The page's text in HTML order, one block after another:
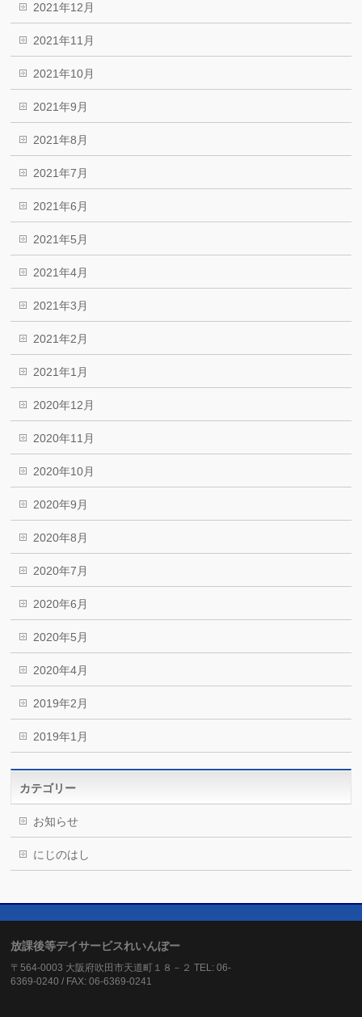
2021年12月
2021年11月
2021年10月
2021年9月
2021年8月
2021年7月
2021年6月
2021年5月
2021年4月
2021年3月
2021年2月
2021年1月
2020年12月
2020年11月
2020年10月
2020年9月
2020年8月
2020年7月
2020年6月
2020年5月
2020年4月
2019年2月
2019年1月
カテゴリー
お知らせ
にじのはし
放課後等デイサービスれいんぼー
〒564-0003 大阪府吹田市天道町１８－２ TEL: 06-
6369-0240 / FAX: 06-6369-0241